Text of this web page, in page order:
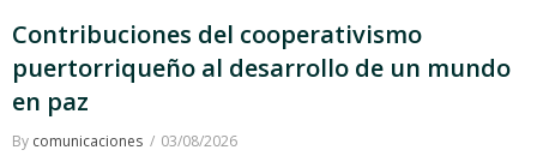
Contribuciones del cooperativismo
puertorriqueño al desarrollo de un mundo
en paz
By comunicaciones 03/08/2026